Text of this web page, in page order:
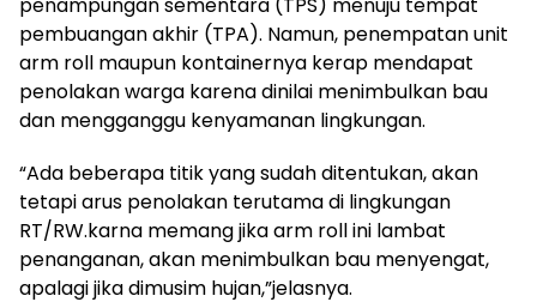
pembuangan akhir (TPA). Namun, penempatan unit
arm roll maupun kontainernya kerap mendapat
penolakan warga karena dinilai menimbulkan bau
dan mengganggu kenyamanan lingkungan.
“Ada beberapa titik yang sudah ditentukan, akan
tetapi arus penolakan terutama di lingkungan
RT/RW.karna memang jika arm roll ini lambat
penanganan, akan menimbulkan bau menyengat,
apalagi jika dimusim hujan,”jelasnya.